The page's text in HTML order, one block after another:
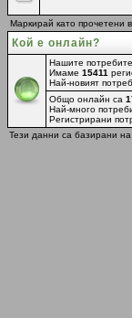
Маркирай като прочетени
Кой е онлайн?
Нашите
Имаме 15411
Най-новият
Общо онлайн са
Най-много
Регистрирани
Тези данни са базирани